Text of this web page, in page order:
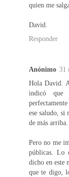
quien me
David.
Responder
Anónimo 31
Hola David.
indicó que
ese saludo,
de más
Pero no me
públicas. Lo
dicho en
que te digo,